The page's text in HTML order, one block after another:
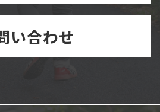
い合わせ